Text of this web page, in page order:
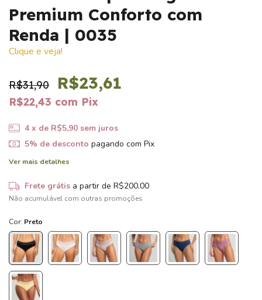
Premium Conforto com
Renda | 0035
Clique e veja!
R$31,90 R$23,61
R$22,43 com Pix
4 x de R$5,90 sem juros
5% de desconto pagando com Pix
Ver mais detalhes
Frete grátis a partir de R$200,00
Não acumulável com outras promoções
Cor: Preto